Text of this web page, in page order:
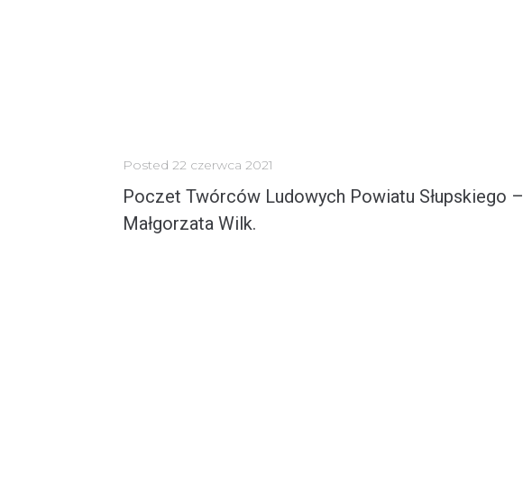
Posted 22 czerwca 2021
Poczet Twórców Ludowych Powiatu Słupskiego –
Małgorzata Wilk.